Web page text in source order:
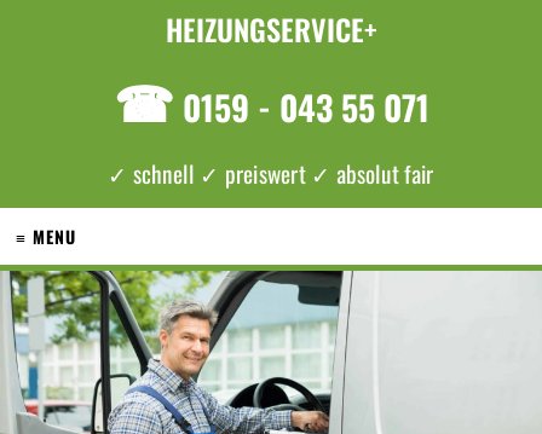
HEIZUNGSERVICE+
☎ 0159 - 043 55 071
✓ schnell ✓ preiswert ✓ absolut fair
≡ MENU